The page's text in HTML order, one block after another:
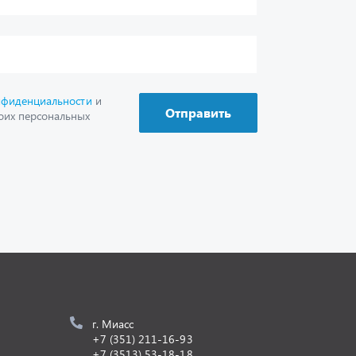
г. Миасс, Объездная дорога, д. 2/14